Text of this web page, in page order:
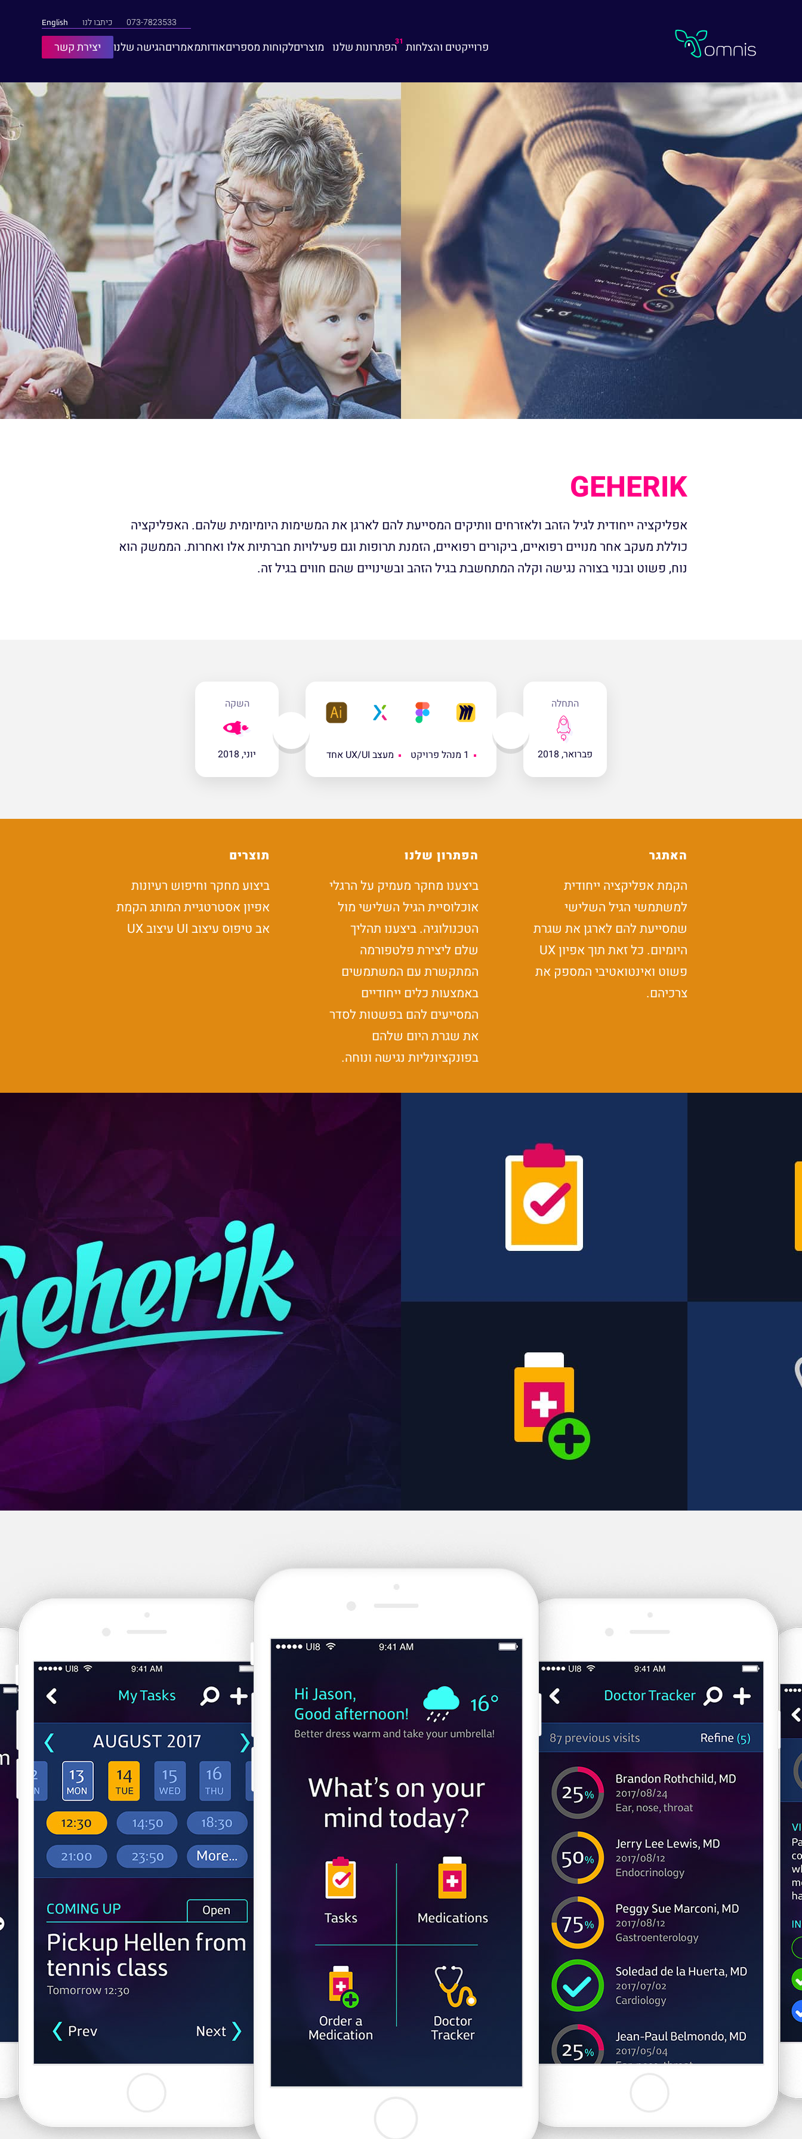
073-7823533 כיתבו לנו English
פרוייקטים והצלחות 31הפתרונות שלנו מוצריםלקוחות מספריםאודותמאמריםהגישה שלנו צרו קשר
GEHERIK
אפליקציה ייחודית לגיל הזהב ולאזרחים וותיקים המסייעת להם לארגן את המשימות היומיומית שלהם. האפליקציה
כוללת מעקב אחר מנויים רפואיים, ביקורים רפואיים, הזמנת תרופות וגם פעילויות חברתיות אלו ואחרות. הממשק הוא
נוח, פשוט ובנוי בצורה נגישה וקלה המתחשבת בגיל הזהב ובשינויים שהם חווים בגיל זה.
התחלה
פברואר, 2018 1 מנהל פרויקט מעצב UX/UI אחד
השקה
יוני, 2018
האתגר
הקמת אפליקציה ייחודית
למשתמשי הגיל השלישי
שמסייעת להם לארגן את שגרת
היומיום. כל זאת תוך אפיון UX
פשוט ואינטואטיבי המספק את
צרכיהם.
הפתרון שלנו
ביצענו מחקר מעמיק על הרגלי
אוכלוסיית הגיל השלישי מול
הטכנולוגיה. ביצענו תהליך
שלם ליצירת פלטפורמה
המתקשרת עם המשתמשים
באמצעות כלים ייחודיים
המסייעים להם בפשטות לסדר
את שגרת היום שלהם
בפונקציונליות נגישה ונוחה.
תוצרים
ביצוע מחקר וחיפוש רעיונות
אפיון אסטרטגיית המותג הקמת
אב טיפוס עיצוב UI עיצוב UX